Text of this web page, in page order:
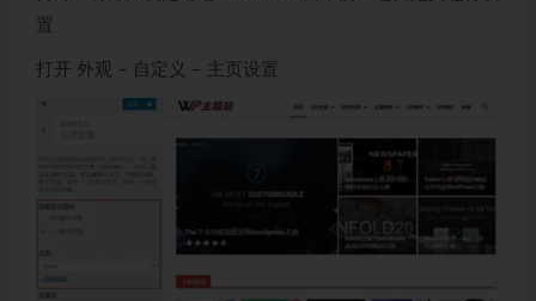
置
打开 外观 – 自定义 – 主页设置